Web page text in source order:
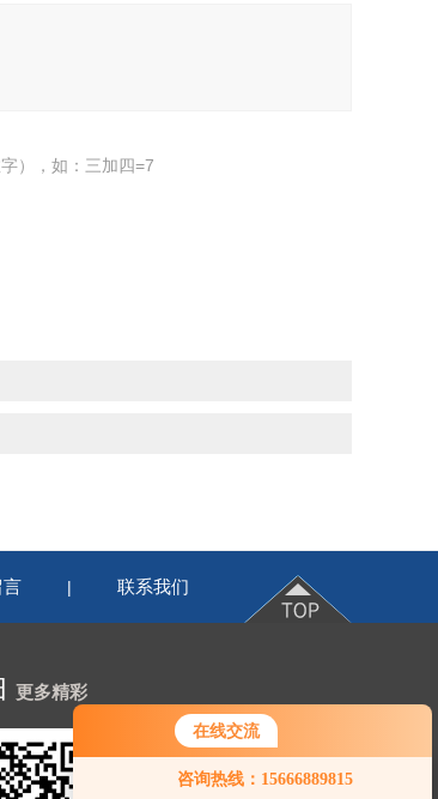
在线交流
咨询热线：15666889815
），如：三加四=7
言 | 联系我们
更多精彩